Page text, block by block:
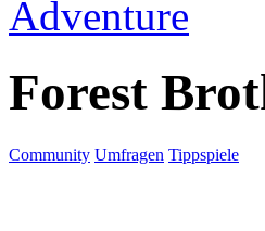
Adventure
Forest
Community Umfragen Tippspiele